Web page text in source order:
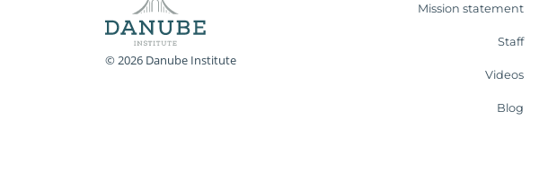
© 2026 Danube Institute
Mission statement
Staff
Videos
Blog